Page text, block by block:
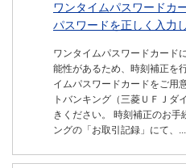
ワンタイムパスワードカ
パスワードを正しく入力
ワンタイムパスワードカード
能性があるため、時刻補正を
イムパスワードカードをご用
トバンキング（三菱ＵＦＪダ
きください。 時刻補正のお
ングの「お取引記録」にて、...